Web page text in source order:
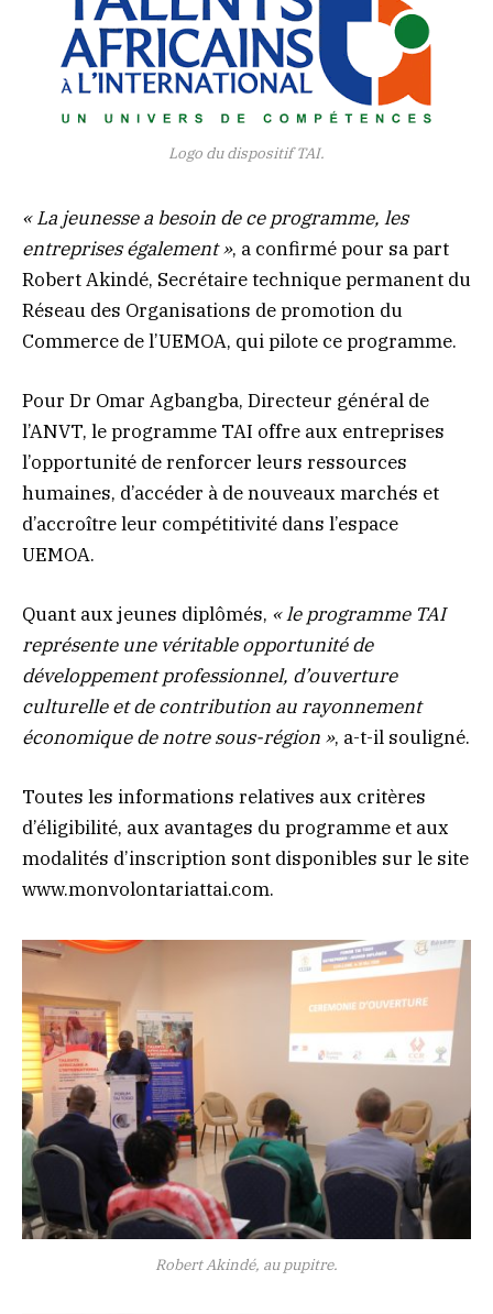
Logo du dispositif TAI.
« La jeunesse a besoin de ce programme, les
entreprises également », a confirmé pour sa part
Robert Akindé, Secrétaire technique permanent du
Réseau des Organisations de promotion du
Commerce de l’UEMOA, qui pilote ce programme.
Pour Dr Omar Agbangba, Directeur général de
l’ANVT, le programme TAI offre aux entreprises
l’opportunité de renforcer leurs ressources
humaines, d’accéder à de nouveaux marchés et
d’accroître leur compétitivité dans l’espace
UEMOA.
Quant aux jeunes diplômés, « le programme TAI
représente une véritable opportunité de
développement professionnel, d’ouverture
culturelle et de contribution au rayonnement
économique de notre sous-région », a-t-il souligné.
Toutes les informations relatives aux critères
d’éligibilité, aux avantages du programme et aux
modalités d’inscription sont disponibles sur le site
www.monvolontariattai.com.
Robert Akindé, au pupitre.